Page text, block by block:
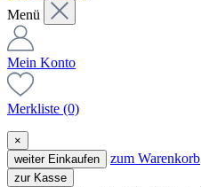
Menü
Mein Konto
Merkliste (0)
×
weiter Einkaufen
zum Warenkorb
zur Kasse